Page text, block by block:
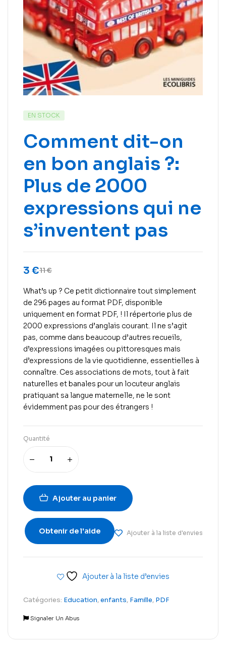
EN STOCK
Comment dit-on
en bon anglais ?:
Plus de 2000
expressions qui ne
s’inventent pas
11€
3 €
What’s up ? Ce petit dictionnaire tout simplement
de 296 pages au format PDF, disponible
uniquement en format PDF, ! Il répertorie plus de
2000 expressions d’anglais courant. Il ne s’agit
pas, comme dans beaucoup d’autres recueils,
d’expressions imagées ou pittoresques mais
d’expressions de la vie quotidienne, essentielles à
connaître. Ces associations de mots, tout à fait
naturelles et banales pour un locuteur anglais
pratiquant sa langue maternelle, ne le sont
évidemment pas pour des étrangers !
Quantité
Ajouter au panier
Obtenir de l'aide Ajouter à la liste d'envies
Ajouter à la liste d’envies
Catégories: Education,enfants, Famille, PDF
Signaler Un Abus